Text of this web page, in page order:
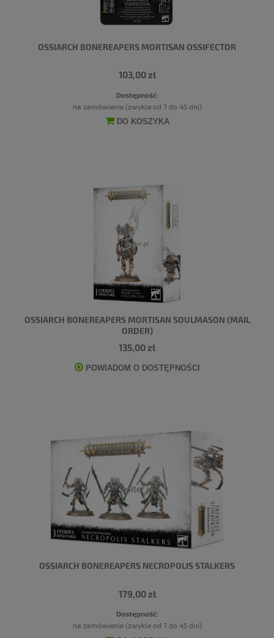
OSSIARCH BONEREAPERS MORTISAN OSSIFECTOR
103,00 zł
Dostępność:
na zamówienie (zwykle od 7 do 45 dni)
DO KOSZYKA
OSSIARCH BONEREAPERS MORTISAN SOULMASON (MAIL
ORDER)
135,00 zł
POWIADOM O DOSTĘPNOŚCI
OSSIARCH BONEREAPERS NECROPOLIS STALKERS
179,00 zł
Dostępność:
na zamówienie (zwykle od 7 do 45 dni)